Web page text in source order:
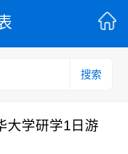
搜索
大学研学1日游